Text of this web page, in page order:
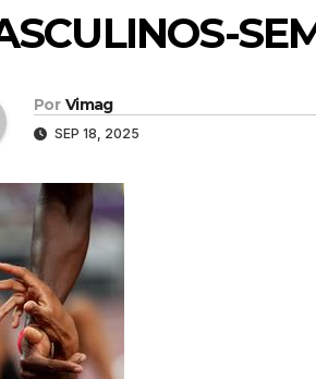
Por Vimag
SEP 18, 2025